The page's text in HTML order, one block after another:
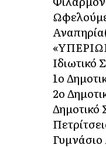
1ο
2ο
Δημοτικό